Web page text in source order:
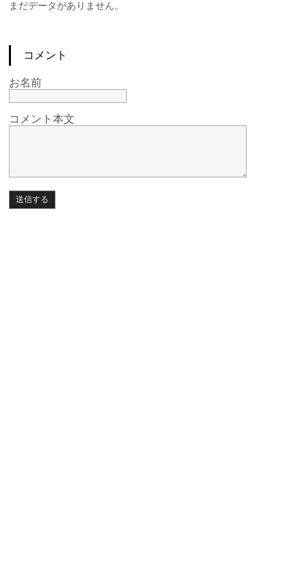
まだデータがありません。
コメント
お名前
コメント本文